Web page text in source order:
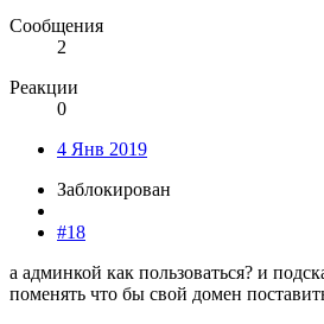
Сообщения
2
Реакции
0
4 Янв 2019
Заблокирован
#18
а админкой как пользоваться? и
поменять что бы свой домен